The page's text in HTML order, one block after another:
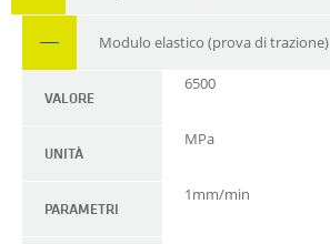
Modulo elastico (prova di trazione)
VALORE
6500
UNITÀ
MPa
PARAMETRI
1mm/min